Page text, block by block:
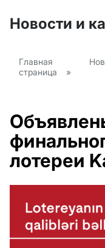
Новости и
Главная
страница
»
лотереи